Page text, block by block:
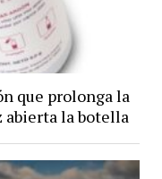
que prolonga la
abierta la botella